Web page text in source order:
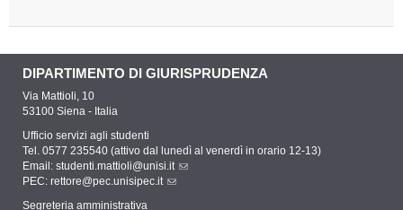
DIPARTIMENTO DI GIURISPRUDENZA
Via Mattioli, 10
53100 Siena - Italia
Ufficio servizi agli studenti
Tel. 0577 235540 (attivo dal lunedì al venerdì in orario 12-13)
Email: studenti.mattioli@unisi.it
PEC: rettore@pec.unisipec.it
Segreteria amministrativa